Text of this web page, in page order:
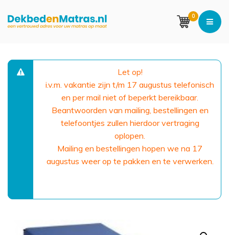
0
Let op!
i.v.m. vakantie zijn t/m 17 augustus telefonisch
en per mail niet of beperkt bereikbaar.
Beantwoorden van mailing, bestellingen en
telefoontjes zullen hierdoor vertraging
oplopen.
Mailing en bestellingen hopen we na 17
augustus weer op te pakken en te verwerken.